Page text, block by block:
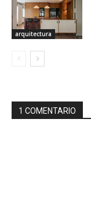
arquitectura
1 COMENTARIO